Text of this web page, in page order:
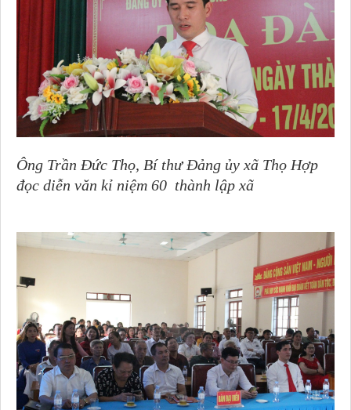
Ông Trần Đức Thọ, Bí thư Đảng ủy xã Thọ Hợp
đọc diễn văn kỉ niệm 60 thành lập xã